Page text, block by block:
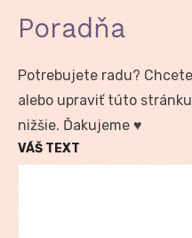
Poradňa
Potrebujete radu?
alebo upraviť túto
nižšie. Ďakujeme ♥
VÁŠ TEXT